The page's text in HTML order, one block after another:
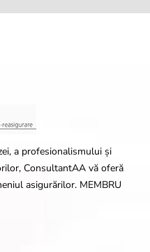
a profesionalismului și
ConsultantAA vă oferă
asigurărilor. MEMBRU